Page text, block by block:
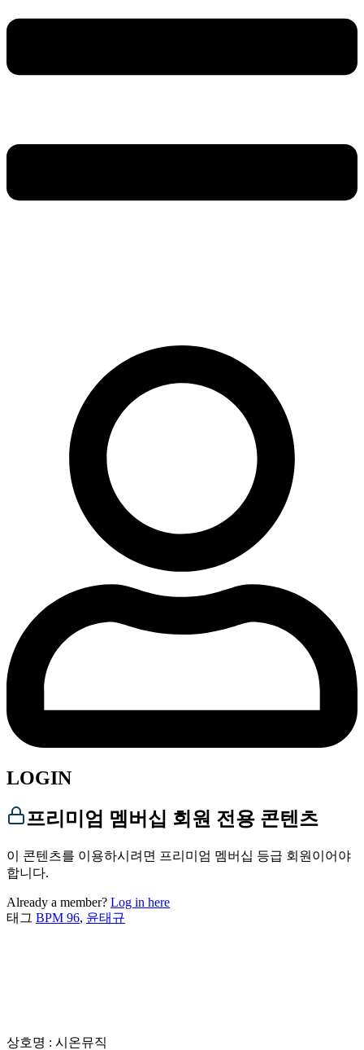
LOGIN
프리미엄 멤버십 회원 전용 콘텐츠
이 콘텐츠를 이용하시려면 프리미엄 멤버십 등급 회원이어야
합니다.
Already a member? Log in here
태그 BPM 96, 윤태규
상호명 : 시온뮤직